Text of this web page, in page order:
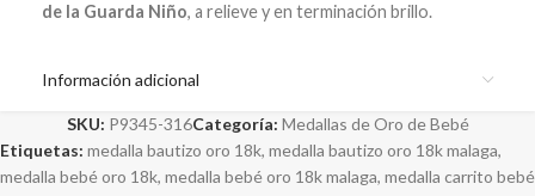
de la Guarda Niño, a relieve y en terminación brillo.
Información adicional
SKU: P9345-316Categoría: Medallas de Oro de Bebé
Etiquetas: medalla bautizo oro 18k, medalla bautizo oro 18k malaga,
medalla bebé oro 18k, medalla bebé oro 18k malaga, medalla carrito bebé